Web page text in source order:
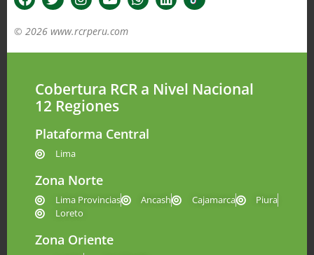
© 2026 www.rcrperu.com
Cobertura RCR a Nivel Nacional
12 Regiones
Plataforma Central
Lima
Zona Norte
Lima Provincias Ancash Cajamarca
Piura
Loreto
Zona Oriente